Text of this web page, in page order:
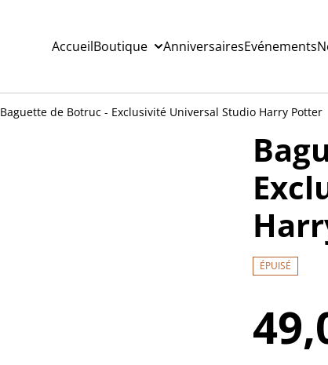
AccueilBoutique AnniversairesEvénements
Baguette de Botruc - Exclusivité Universal Studio Harry Potter
ÉPUISÉ